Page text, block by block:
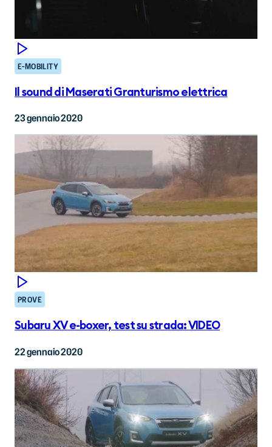
E-MOBILITY
Il sound di Maserati Granturismo elettrica
23 gennaio 2020
PROVE
Subaru XV e-boxer, test su strada: VIDEO
22 gennaio 2020